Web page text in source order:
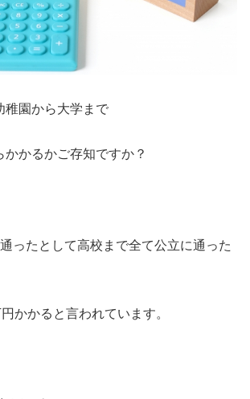
稚園から大学まで
かるかご存知ですか？
ったとして高校まで全て公立に通った
かかると言われています。